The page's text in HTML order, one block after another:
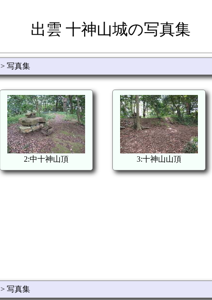
出雲 十神山城の写真集
> 写真集
2:中十神山頂 3:十神山山頂
> 写真集